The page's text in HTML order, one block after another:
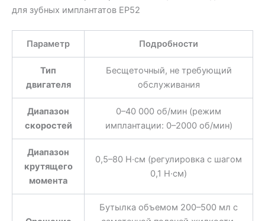
для зубных имплантатов EP52
Параметр Подробности
Тип
двигателя
Бесщеточный, не требующий
обслуживания
Диапазон
скоростей
0–40 000 об/мин (режим
имплантации: 0–2000 об/мин)
Диапазон
крутящего
момента
0,5–80 Н·см (регулировка с шагом
0,1 Н·см)
Бутылка объемом 200–500 мл с